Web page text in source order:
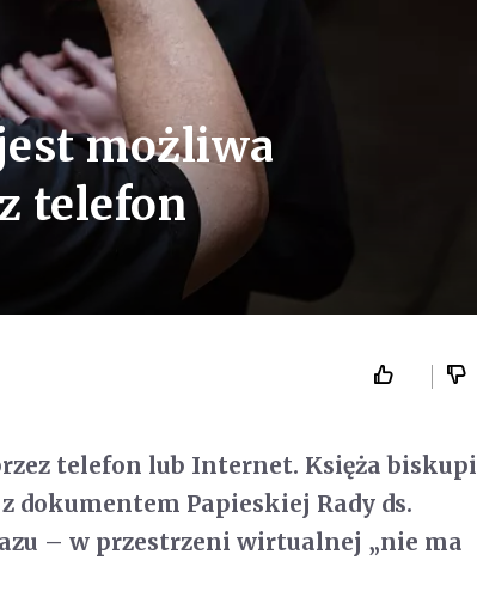
możliwa
telefon
telefon lub Internet. Księża biskupi
dokumentem Papieskiej Rady ds.
– w przestrzeni wirtualnej „nie ma